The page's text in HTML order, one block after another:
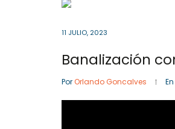
11 JULIO, 2023
Por Orlando Goncalves En